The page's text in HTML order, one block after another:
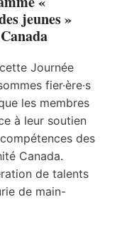
jeunes »
Journée
fier·ère·s
les membres
à leur soutien
des
Canada.
de talents
de main-